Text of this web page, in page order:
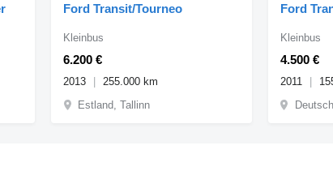
Ford Transit/Tourneo
6.200 €
Kleinbus
2013
255.000 km
Estland, Tallinn
Ford
4.500 €
Kleinbus
2011